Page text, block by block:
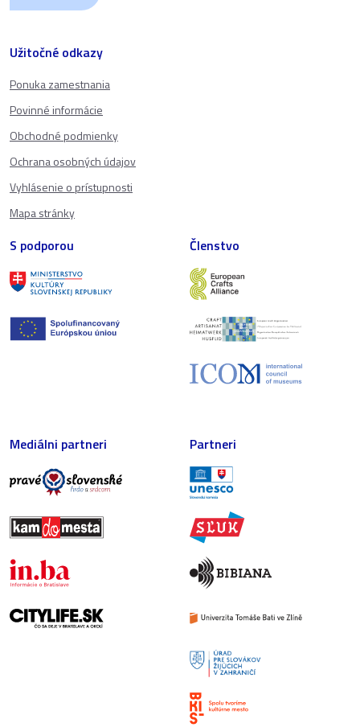
Užitočné odkazy
Ponuka zamestnania
Povinné informácie
Obchodné podmienky
Ochrana osobných údajov
Vyhlásenie o prístupnosti
Mapa stránky
S podporou Členstvo
Mediálni partneri Partneri